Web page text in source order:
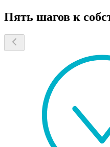
Пять шагов к